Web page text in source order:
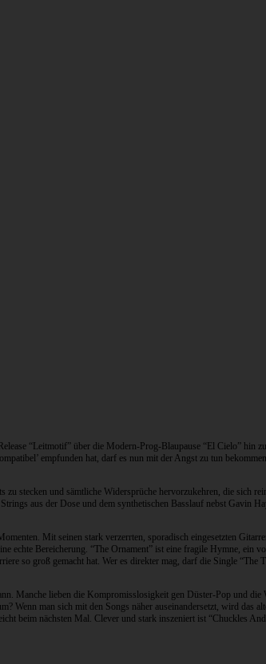
“Leitmotif” über die Modern-Prog-Blaupause “El Cielo” hin
empfunden hat, darf es nun mit der Angst zu tun
stecken und sämtliche Widersprüche hervorzukehren, die sich
aus der Dose und dem synthetischen Basslauf nebst Gavin
Mit seinen stark verzerrten, sporadisch eingesetzten
echte Bereicherung. “The Ornament” ist eine fragile Hymne,
so groß gemacht hat. Wer es direkter mag, darf die Single
Manche lieben die Kompromisslosigkeit gen Düster-Pop und
man sich mit den Songs näher auseinandersetzt, wird das
beim nächsten Mal. Clever und stark inszeniert ist “Chuckles